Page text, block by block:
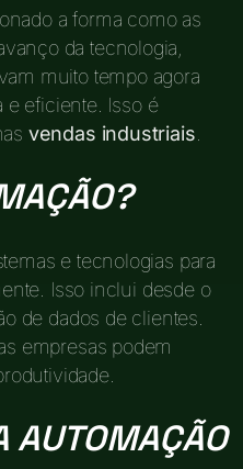
a forma como as
da tecnologia,
muito tempo agora
e eficiente. Isso é
vendas industriais
e tecnologias para
Isso inclui desde o
de dados de clientes.
empresas podem
AUTOMAÇÃO